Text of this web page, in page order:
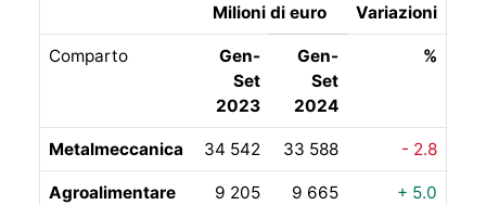
Milioni di euro Variazioni
Comparto
Gen-
Set
2023
Gen-
Set
2024
%
Metalmeccanica 34 542 33 588 - 2.8
Agroalimentare 9 205 9 665 + 5.0